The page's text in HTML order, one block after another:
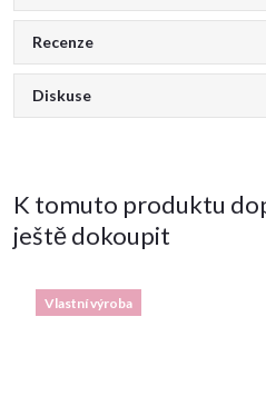
Recenze
Diskuse
K tomuto produktu
ještě dokoupit
Vlastní výroba